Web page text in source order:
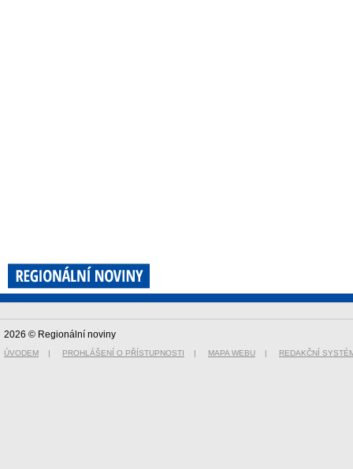
2026 © Regionální noviny
ÚVODEM | PROHLÁŠENÍ O PŘÍSTUPNOSTI | MAPA WEBU | REDAKČNÍ